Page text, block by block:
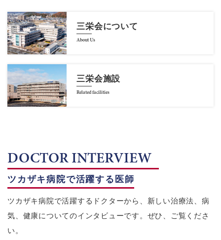
三栄会について
About Us
三栄会施設
Related facilities
DOCTOR INTERVIEW
ツカザキ病院で活躍する医師
ツカザキ病院で活躍するドクターから、新しい治療法、病
気、健康についてのインタビューです。ぜひ、ご覧くださ
い。